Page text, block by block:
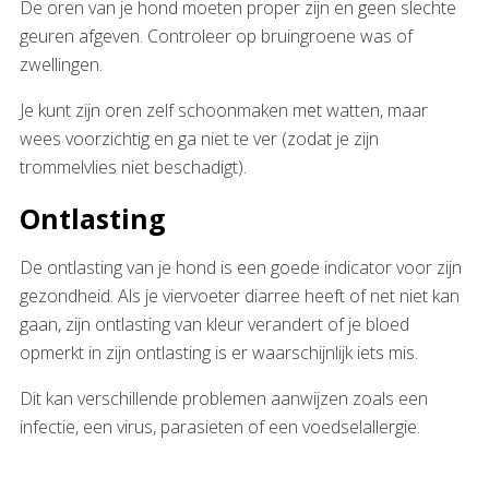
De oren van je hond moeten proper zijn en geen slechte
geuren afgeven. Controleer op bruingroene was of
zwellingen.
Je kunt zijn oren zelf schoonmaken met watten, maar
wees voorzichtig en ga niet te ver (zodat je zijn
trommelvlies niet beschadigt).
Ontlasting
De ontlasting van je hond is een goede indicator voor zijn
gezondheid. Als je viervoeter diarree heeft of net niet kan
gaan, zijn ontlasting van kleur verandert of je bloed
opmerkt in zijn ontlasting is er waarschijnlijk iets mis.
Dit kan verschillende problemen aanwijzen zoals een
infectie, een virus, parasieten of een voedselallergie.